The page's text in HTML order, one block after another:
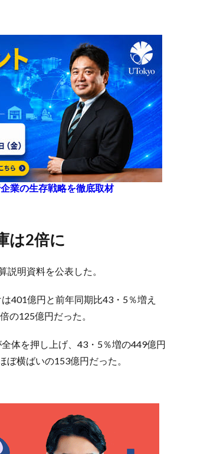
業の生存戦略を徹底取材
は2倍に
明資料を公表した。
401億円と前年同期比43・5％増え
の125億円だった。
体を押し上げ、43・5％増の449億円
横ばいの153億円だった。